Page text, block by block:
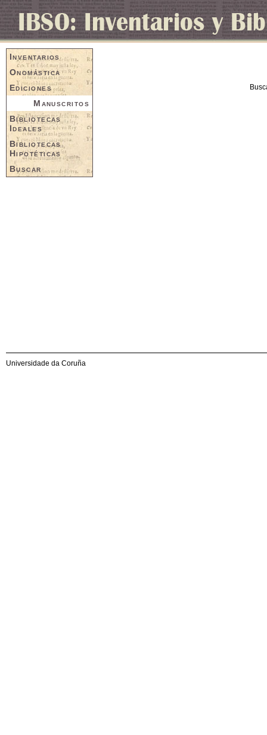
Inventarios
Onomástica
Ediciones
Manuscritos
Bibliotecas
Ideales
Bibliotecas
Hipotéticas
Buscar
Universidade da Coruña